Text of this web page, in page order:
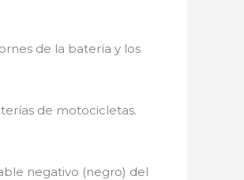
de la batería y los
de motocicletas.
negativo (negro) del